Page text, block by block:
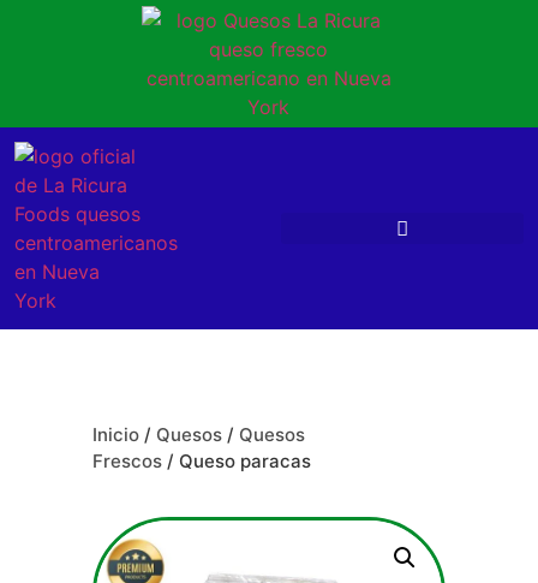
Inicio / Quesos / Quesos
Frescos / Queso paracas